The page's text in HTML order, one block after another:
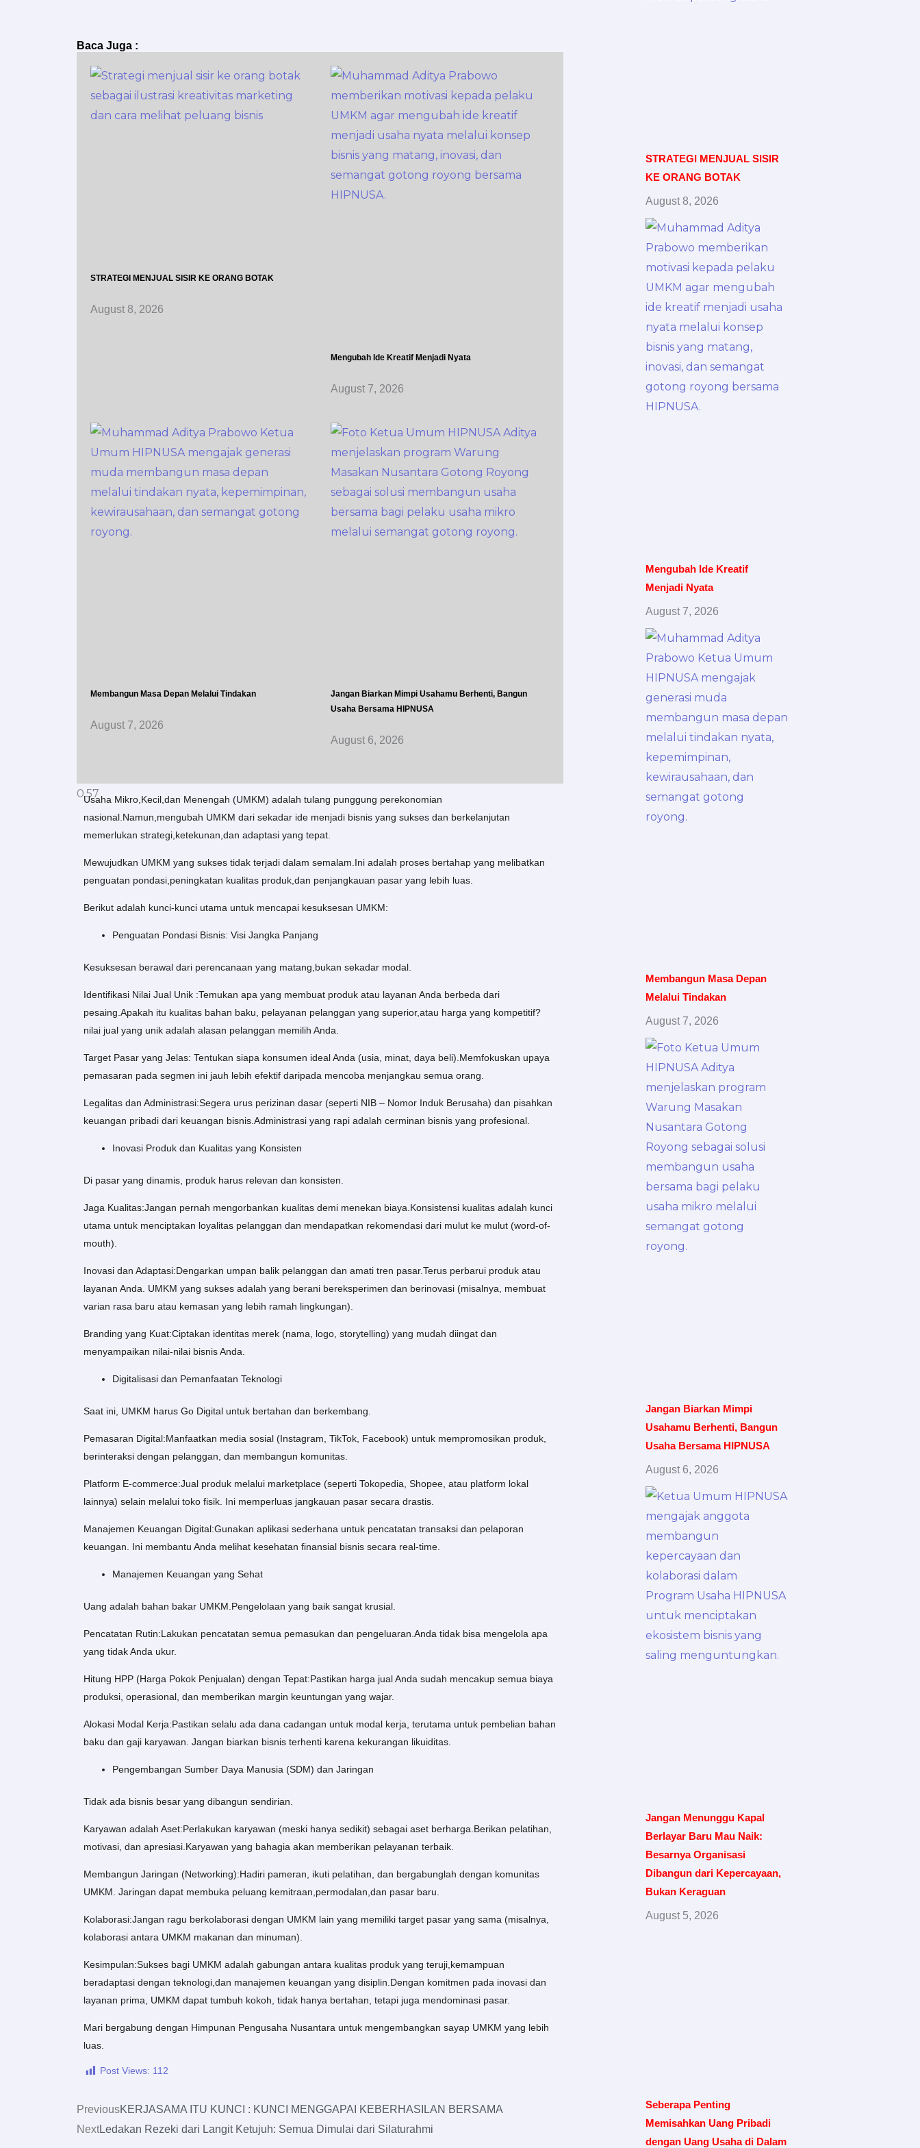
Baca Juga :
STRATEGI MENJUAL SISIR KE ORANG BOTAK
August 8, 2026
Mengubah Ide Kreatif Menjadi Nyata
August 7, 2026
Membangun Masa Depan Melalui Tindakan
August 7, 2026
Jangan Biarkan Mimpi Usahamu Berhenti, Bangun
Usaha Bersama HIPNUSA
August 6, 2026
Usaha Mikro,Kecil,dan Menengah (UMKM) adalah tulang punggung perekonomian
nasional.Namun,mengubah UMKM dari sekadar ide menjadi bisnis yang sukses dan berkelanjutan
memerlukan strategi,ketekunan,dan adaptasi yang tepat.
Mewujudkan UMKM yang sukses tidak terjadi dalam semalam.Ini adalah proses bertahap yang melibatkan
penguatan pondasi,peningkatan kualitas produk,dan penjangkauan pasar yang lebih luas.
Berikut adalah kunci-kunci utama untuk mencapai kesuksesan UMKM:
Penguatan Pondasi Bisnis: Visi Jangka Panjang
Kesuksesan berawal dari perencanaan yang matang,bukan sekadar modal.
Identifikasi Nilai Jual Unik :Temukan apa yang membuat produk atau layanan Anda berbeda dari
pesaing.Apakah itu kualitas bahan baku, pelayanan pelanggan yang superior,atau harga yang kompetitif?
nilai jual yang unik adalah alasan pelanggan memilih Anda.
Target Pasar yang Jelas: Tentukan siapa konsumen ideal Anda (usia, minat, daya beli).Memfokuskan upaya
pemasaran pada segmen ini jauh lebih efektif daripada mencoba menjangkau semua orang.
Legalitas dan Administrasi:Segera urus perizinan dasar (seperti NIB – Nomor Induk Berusaha) dan pisahkan
keuangan pribadi dari keuangan bisnis.Administrasi yang rapi adalah cerminan bisnis yang profesional.
Inovasi Produk dan Kualitas yang Konsisten
Di pasar yang dinamis, produk harus relevan dan konsisten.
Jaga Kualitas:Jangan pernah mengorbankan kualitas demi menekan biaya.Konsistensi kualitas adalah kunci
utama untuk menciptakan loyalitas pelanggan dan mendapatkan rekomendasi dari mulut ke mulut (word-of-
mouth).
Inovasi dan Adaptasi:Dengarkan umpan balik pelanggan dan amati tren pasar.Terus perbarui produk atau
layanan Anda. UMKM yang sukses adalah yang berani bereksperimen dan berinovasi (misalnya, membuat
varian rasa baru atau kemasan yang lebih ramah lingkungan).
Branding yang Kuat:Ciptakan identitas merek (nama, logo, storytelling) yang mudah diingat dan
menyampaikan nilai-nilai bisnis Anda.
Digitalisasi dan Pemanfaatan Teknologi
Saat ini, UMKM harus Go Digital untuk bertahan dan berkembang.
Pemasaran Digital:Manfaatkan media sosial (Instagram, TikTok, Facebook) untuk mempromosikan produk,
berinteraksi dengan pelanggan, dan membangun komunitas.
Platform E-commerce:Jual produk melalui marketplace (seperti Tokopedia, Shopee, atau platform lokal
lainnya) selain melalui toko fisik. Ini memperluas jangkauan pasar secara drastis.
Manajemen Keuangan Digital:Gunakan aplikasi sederhana untuk pencatatan transaksi dan pelaporan
keuangan. Ini membantu Anda melihat kesehatan finansial bisnis secara real-time.
Manajemen Keuangan yang Sehat
Uang adalah bahan bakar UMKM.Pengelolaan yang baik sangat krusial.
Pencatatan Rutin:Lakukan pencatatan semua pemasukan dan pengeluaran.Anda tidak bisa mengelola apa
yang tidak Anda ukur.
Hitung HPP (Harga Pokok Penjualan) dengan Tepat:Pastikan harga jual Anda sudah mencakup semua biaya
produksi, operasional, dan memberikan margin keuntungan yang wajar.
Alokasi Modal Kerja:Pastikan selalu ada dana cadangan untuk modal kerja, terutama untuk pembelian bahan
baku dan gaji karyawan. Jangan biarkan bisnis terhenti karena kekurangan likuiditas.
Pengembangan Sumber Daya Manusia (SDM) dan Jaringan
Tidak ada bisnis besar yang dibangun sendirian.
Karyawan adalah Aset:Perlakukan karyawan (meski hanya sedikit) sebagai aset berharga.Berikan pelatihan,
motivasi, dan apresiasi.Karyawan yang bahagia akan memberikan pelayanan terbaik.
Membangun Jaringan (Networking):Hadiri pameran, ikuti pelatihan, dan bergabunglah dengan komunitas
UMKM. Jaringan dapat membuka peluang kemitraan,permodalan,dan pasar baru.
Kolaborasi:Jangan ragu berkolaborasi dengan UMKM lain yang memiliki target pasar yang sama (misalnya,
kolaborasi antara UMKM makanan dan minuman).
Kesimpulan:Sukses bagi UMKM adalah gabungan antara kualitas produk yang teruji,kemampuan
beradaptasi dengan teknologi,dan manajemen keuangan yang disiplin.Dengan komitmen pada inovasi dan
layanan prima, UMKM dapat tumbuh kokoh, tidak hanya bertahan, tetapi juga mendominasi pasar.
Mari bergabung dengan Himpunan Pengusaha Nusantara untuk mengembangkan sayap UMKM yang lebih
luas.
Post Views: 112
Prev
PreviousKERJASAMA ITU KUNCI : KUNCI MENGGAPAI KEBERHASILAN BERSAMA
NextLedakan Rezeki dari Langit Ketujuh: Semua Dimulai dari Silaturahmi
Next
STRATEGI MENJUAL SISIR
KE ORANG BOTAK
August 8, 2026
Mengubah Ide Kreatif
Menjadi Nyata
August 7, 2026
Membangun Masa Depan
Melalui Tindakan
August 7, 2026
Jangan Biarkan Mimpi
Usahamu Berhenti, Bangun
Usaha Bersama HIPNUSA
August 6, 2026
Jangan Menunggu Kapal
Berlayar Baru Mau Naik:
Besarnya Organisasi
Dibangun dari Kepercayaan,
Bukan Keraguan
August 5, 2026
Seberapa Penting
Memisahkan Uang Pribadi
dengan Uang Usaha di Dalam